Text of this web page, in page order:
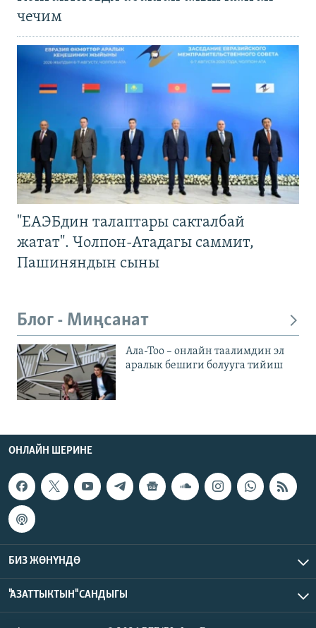
чечим
"ЕАЭБдин талаптары сакталбай
жатат". Чолпон-Атадагы саммит,
Пашиняндын сыны
Блог - Миңсанат
Ала-Тоо – онлайн таалимдин эл
аралык бешиги болууга тийиш
ОНЛАЙН ШЕРИНЕ
БИЗ ЖӨНҮНДӨ
"АЗАТТЫКТЫН" САНДЫГЫ